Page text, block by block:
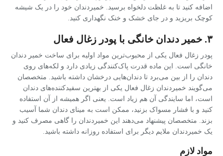
اضافه کنید تا به غلظت دلخواه برسید. خمیردندان خود را در یک شیشه
کوچک بریزید و در جای خشک و خنک نگهداری کنید.
۳. خمیر دندان خانگی با پودر زغال فعال
پودر زغال فعال یکی از محبوب‌ترین مواد اولیه برای ساخت خمیر دندان
خانگی است. این ماده قدرت پاک‌کنندگی زیادی دارد و لکه‌های روی
دندان را از بین می‌برد تا دندان‌هایی درخشان داشته باشید. متخصصان
می‌گویند خمیردندان زغال فعال یکی از بهترین سفیدکننده‌های دندان
است، اما سایندگی آن هم زیاد است. یعنی اگر همیشه از آن استفاده
کنید و با فشار مسواک بزنید، ممکن است به مینای دندان شما آسیب
بزند. متخصصان پیشنهاد می‌دهند این خمیردندان را گاهی مصرف کنید و
یک خمیردندان ملایم دیگر برای استفاده روزانه داشته باشید.
مواد لازم